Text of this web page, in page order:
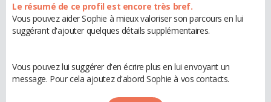
Le résumé de ce profil est encore très bref.
Vous pouvez aider Sophie à mieux valoriser son parcours en lui
suggérant d'ajouter quelques détails supplémentaires.
Vous pouvez lui suggérer d'en écrire plus en lui envoyant un
message. Pour cela ajoutez d'abord Sophie à vos contacts.